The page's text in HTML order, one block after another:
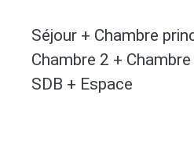
Séjour + Chambre
Chambre 2 +
SDB + Espace